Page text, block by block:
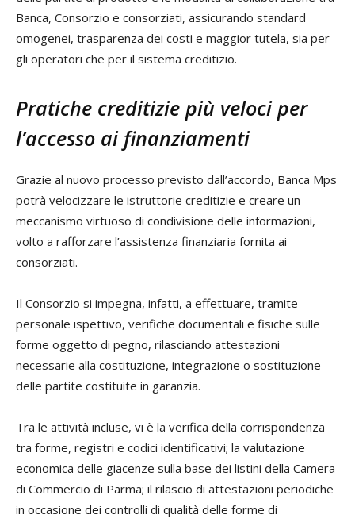
Banca, Consorzio e consorziati, assicurando standard
omogenei, trasparenza dei costi e maggior tutela, sia per
gli operatori che per il sistema creditizio.
Pratiche creditizie più veloci per
l’accesso ai finanziamenti
Grazie al nuovo processo previsto dall’accordo, Banca Mps
potrà velocizzare le istruttorie creditizie e creare un
meccanismo virtuoso di condivisione delle informazioni,
volto a rafforzare l’assistenza finanziaria fornita ai
consorziati.
Il Consorzio si impegna, infatti, a effettuare, tramite
personale ispettivo, verifiche documentali e fisiche sulle
forme oggetto di pegno, rilasciando attestazioni
necessarie alla costituzione, integrazione o sostituzione
delle partite costituite in garanzia.
Tra le attività incluse, vi è la verifica della corrispondenza
tra forme, registri e codici identificativi; la valutazione
economica delle giacenze sulla base dei listini della Camera
di Commercio di Parma; il rilascio di attestazioni periodiche
in occasione dei controlli di qualità delle forme di